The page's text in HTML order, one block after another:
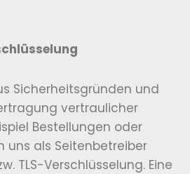
Sicherheitsgründen und
vertraulicher
Bestellungen oder
uns als Seitenbetreiber
TLS-Verschlüsselung. Eine